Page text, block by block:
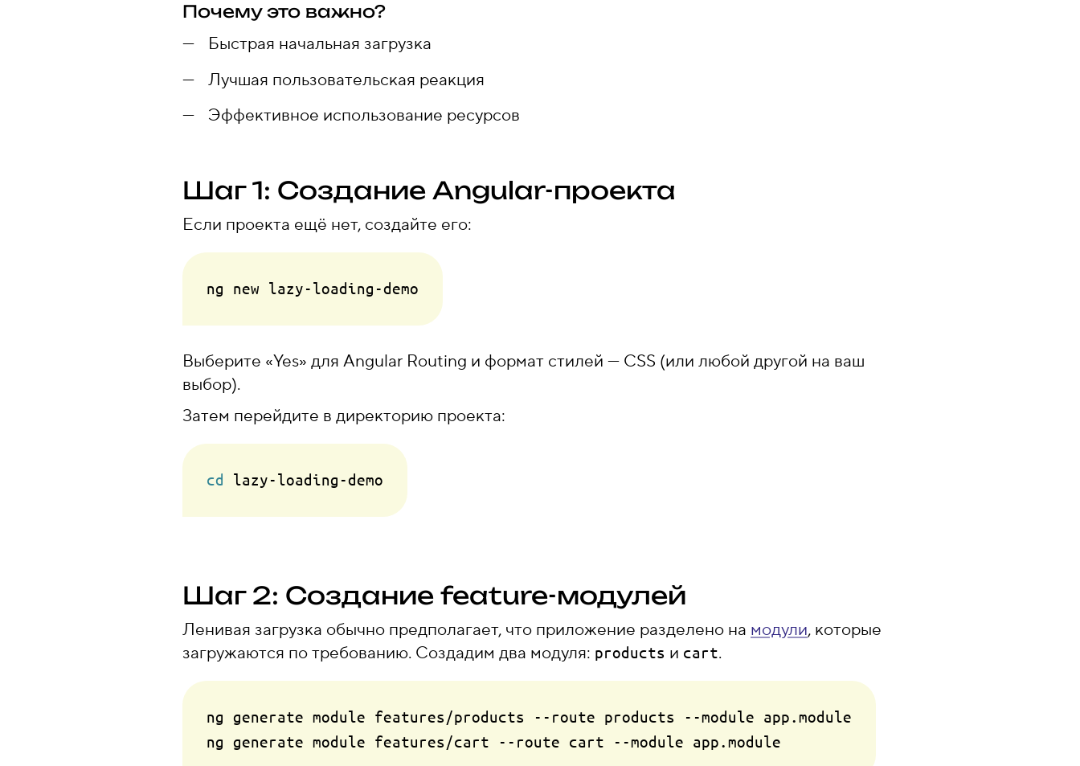
Почему это важно?
Быстрая начальная загрузка
Лучшая пользовательская реакция
Эффективное использование ресурсов
Шаг 1: Создание Angular-проекта
Если проекта ещё нет, создайте его:
Выберите «Yes» для Angular Routing и формат стилей — CSS (или любой другой на ваш
выбор).
Затем перейдите в директорию проекта:
cd
Шаг 2: Создание feature-модулей
Ленивая загрузка обычно предполагает, что приложение разделено на модули, которые
загружаются по требованию. Создадим два модуля: products и cart.
ng generate module features/products --route products --module app.module